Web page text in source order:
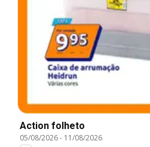
Action folheto
05/08/2026- 11/08/2026